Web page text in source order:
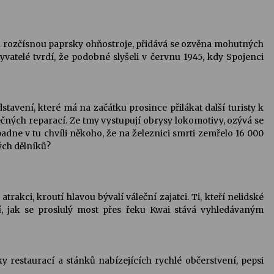
paprsky ohňostroje, přidává se ozvěna mohutných
tvrdí, že podobné slyšeli v červnu 1945, kdy Spojenci
které má na začátku prosince přilákat další turisty k
reparací. Ze tmy vystupují obrysy lokomotivy, ozývá se
v tu chvíli někoho, že na železnici smrti zemřelo 16 000
dělníků?
kroutí hlavou bývalí váleční zajatci. Ti, kteří nelidské
se proslulý most přes řeku Kwai stává vyhledávaným
restaurací a stánků nabízejících rychlé občerstvení, pepsi